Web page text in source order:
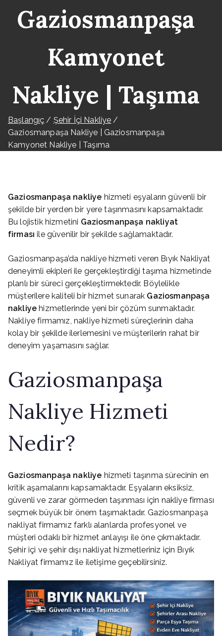
Gaziosmanpaşa
Kamyonet
Nakliye | Taşıma
Başlangıç
Şehir İçi Nakliye
Gaziosmanpaşa Nakliye | Gaziosmanpaşa
Kamyonet Nakliye | Taşıma
Gaziosmanpaşa nakliye hizmeti eşyaların güvenli bir
şekilde bir yerden bir yere taşınmasını kapsamaktadır.
Bu lojistik hizmetini Gaziosmanpaşa nakliyat
firmasıile güvenilir bir şekilde sağlamaktadır.
Gaziosmanpaşa’da nakliye hizmeti veren Bıyık Nakliyat
deneyimli ekipleri ile gerçekleştirdiği taşıma hizmetinde
planlı bir süreci gerçekleştirmektedir. Böylelikle
müşterilere kaliteli bir hizmet sunarak Gaziosmanpaşa
nakliye hizmetlerinde yeni bir çözüm sunmaktadır.
Nakliye firmamız, nakliye hizmeti süreçlerinin daha
kolay bir şekilde ilerlemesini ve müşterilerin rahat bir
deneyim yaşamasını sağlar.
Gaziosmanpaşa
Nakliye Hizmeti
Nedir?
Gaziosmanpaşa nakliye hizmeti taşınma sürecinin en
kritik aşamalarını kapsamaktadır. Eşyaların eksiksiz,
güvenli ve zarar görmeden taşınması için nakliye firması
seçmek büyük bir önem taşımaktadır. Gaziosmanpaşa
nakliyat firmamız farklı alanlarda profesyonel ve
müşteri odaklı bir hizmet anlayışı ile öne çıkmaktadır.
Şehir içi ve şehir dışı nakliyat hizmetleriniz için Bıyık
Nakliyat firmamız ile iletişime geçebilirsiniz.